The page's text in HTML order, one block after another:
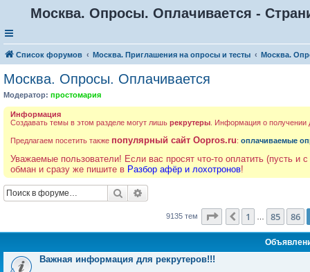
Москва. Опросы. Оплачивается -
Список форумов Москва. Приглашения на опросы и тесты Москва.
Москва. Опросы. Оплачивается
Модератор: простомария
Информация
Создавать темы в этом разделе могут лишь рекрутеры . Информация о получении
Предлагаем посетить также популярный сайт Oopros.ru: оплачиваемые
Уважаемые пользователи! Если вас просят что-то оплатить (пусть и
обман и сразу же пишите в Разбор афёр и лохотронов!
Поиск
9135 тем Страница 87из 366
Пред.
1 85 86
Важная информация для рекрутеров!!!